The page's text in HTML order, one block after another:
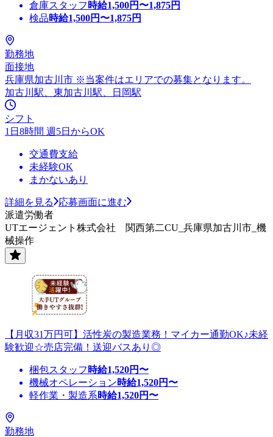
倉庫スタッフ 時給1,500円〜1,875円
検品時給1,500円〜1,875円
勤務地
面接地
兵庫県加古川市 ※当案件はエリアでの募集となります。
加古川駅、東加古川駅、日岡駅
シフト
1日8時間 週5日からOK
交通費支給
未経験OK
まかないあり
詳細を見る
応募画面に進む
派遣労働者
UTエージェント株式会社 関西第二CU_兵庫県加古川市_機
械操作
【月収31万円可】活性炭の製造業務！マイカー通勤OK♪未経
験歓迎☆売店完備！送迎バスあり◎
梱包スタッフ 時給1,520円〜
機械オペレーション時給1,520円〜
軽作業・製造系時給1,520円〜
勤務地